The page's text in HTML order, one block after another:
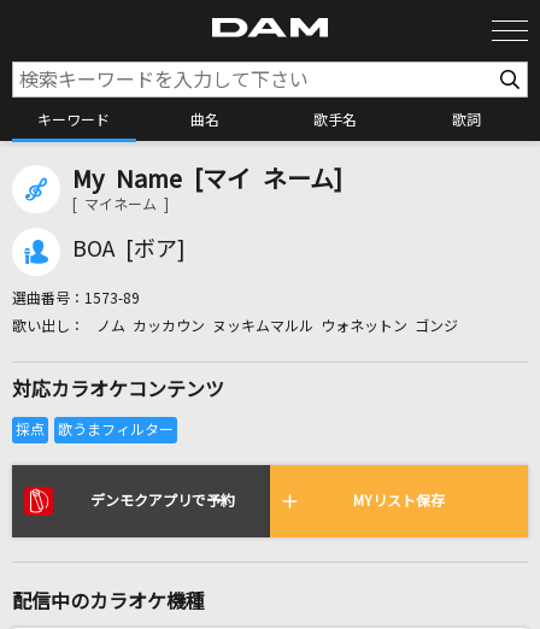
キーワード 曲名 歌手名 歌詞
カラオケ検索
リアルタイムで歌われている曲の一覧
My Name [マイ ネーム]
[ マイネーム ]
BOA [ボア]
選曲番号： 1573-89
ノム カッカウン ヌッキムマルル ウォネットン ゴンジ
対応カラオケコンテンツ
デンモクアプリで予約 MYリスト保存
配信中のカラオケ機種